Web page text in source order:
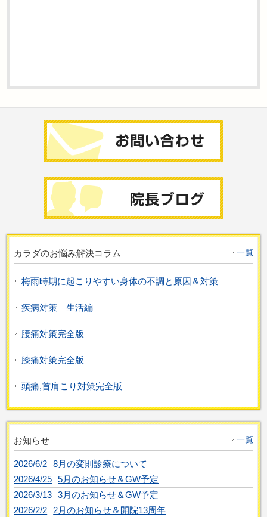
カラダのお悩み解決コラム 一覧
梅雨時期に起こりやすい身体の不調と原因＆対策
疾病対策 生活編
腰痛対策完全版
膝痛対策完全版
頭痛,首肩こり対策完全版
お知らせ 一覧
2026/6/2
8月の変則診療について
2026/4/25
5月のお知らせ＆GW予定
2026/3/13
3月のお知らせ＆GW予定
2026/2/2
2月のお知らせ＆開院13周年